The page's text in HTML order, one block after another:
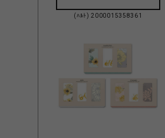
(ﾊﾙﾄ) 2000015358361